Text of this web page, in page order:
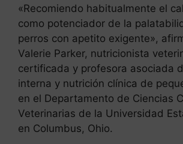
«Recomiendo habitualmente el
como potenciador de la
perros con apetito exigente»,
Valerie Parker, nutricionista
certificada y profesora asociada
interna y nutrición clínica de
en el Departamento de Ciencias
Veterinarias de la Universidad
en Columbus, Ohio.